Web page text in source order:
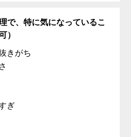
で、特に気になっているこ
）
きがち
ぎ